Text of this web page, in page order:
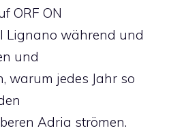
ORF ON
Lignano während und
und
warum jedes Jahr so
Adria strömen.